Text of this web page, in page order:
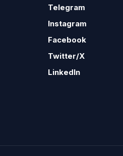
Telegram
Instagram
Facebook
Twitter/X
LinkedIn